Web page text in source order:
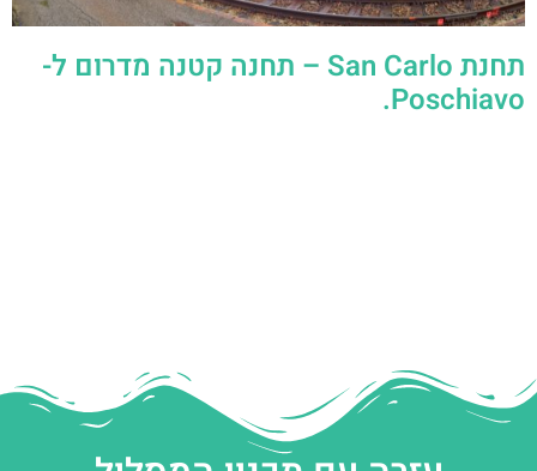
תחנת San Carlo – תחנה קטנה מדרום ל-
Poschiavo.